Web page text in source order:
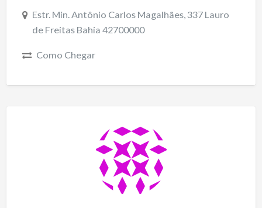
Estr. Min. Antônio Carlos Magalhães, 337 Lauro
de Freitas Bahia 42700000
Como Chegar